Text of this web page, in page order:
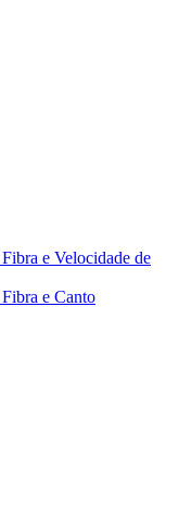
de Pássaros
e Velocidade de
e Canto